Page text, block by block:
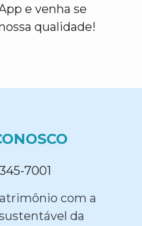
e venha se
qualidade!
7001
com a
da